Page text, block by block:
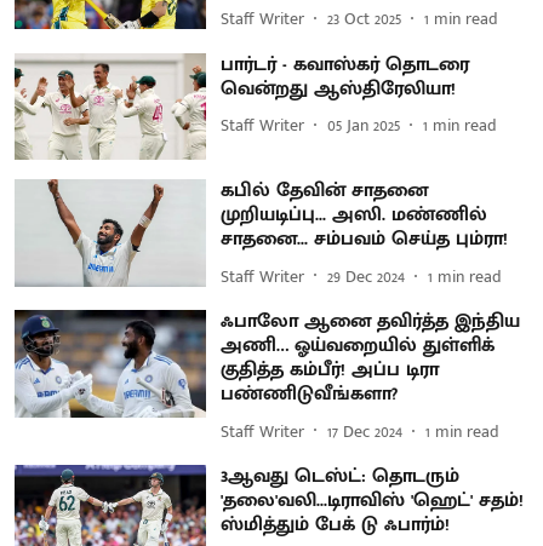
Staff Writer 23 Oct 2025 1 min read
பார்டர் - கவாஸ்கர் தொடரை
வென்றது ஆஸ்திரேலியா!
Staff Writer 05 Jan 2025 1 min read
கபில் தேவின் சாதனை
முறியடிப்பு... அஸி. மண்ணில்
சாதனை... சம்பவம் செய்த பும்ரா!
Staff Writer 29 Dec 2024 1 min read
ஃபாலோ ஆனை தவிர்த்த இந்திய
அணி… ஓய்வறையில் துள்ளிக்
குதித்த கம்பீர்! அப்ப டிரா
பண்ணிடுவீங்களா?
Staff Writer 17 Dec 2024 1 min read
3ஆவது டெஸ்ட்: தொடரும்
'தலை'வலி...டிராவிஸ் 'ஹெட்' சதம்!
ஸ்மித்தும் பேக் டு ஃபார்ம்!